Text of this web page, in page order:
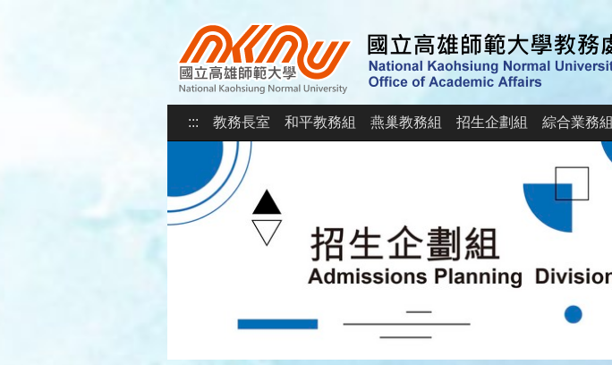
::: 教務長室 和平教務組 燕巢教務組 招生企劃組 綜合業務組